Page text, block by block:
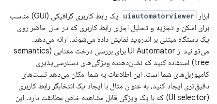
ابزار uiautomatorviewer
یک رابط کاربری گرافیکی (GUI) مناسب
برای اسکن و تجزیه و تحلیل اجزای رابط کاربری که در حال حاضر روی
یک دستگاه مبتنی بر اندروید نمایش داده می‌شوند، ارائه می‌دهد.
می‌توانید از UI Automator برای بررسی درخت معنایی (semantics
tree) استفاده کنید که نشان‌دهنده ویژگی‌های دسترسی‌پذیری
کامپوزبل‌های شما است. این اطلاعات به شما امکان می‌دهد تست‌های
دقیق‌تری ایجاد کنید، به عنوان مثال با ایجاد یک انتخابگر رابط کاربری
(UI selector) که با یک ویژگی قابل مشاهده خاص مطابقت دارد. این